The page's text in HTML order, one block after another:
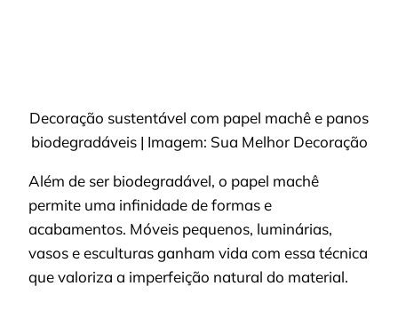
Decoração sustentável com papel machê e panos
biodegradáveis | Imagem: Sua Melhor Decoração
Além de ser biodegradável, o papel machê
permite uma infinidade de formas e
acabamentos. Móveis pequenos, luminárias,
vasos e esculturas ganham vida com essa técnica
que valoriza a imperfeição natural do material.